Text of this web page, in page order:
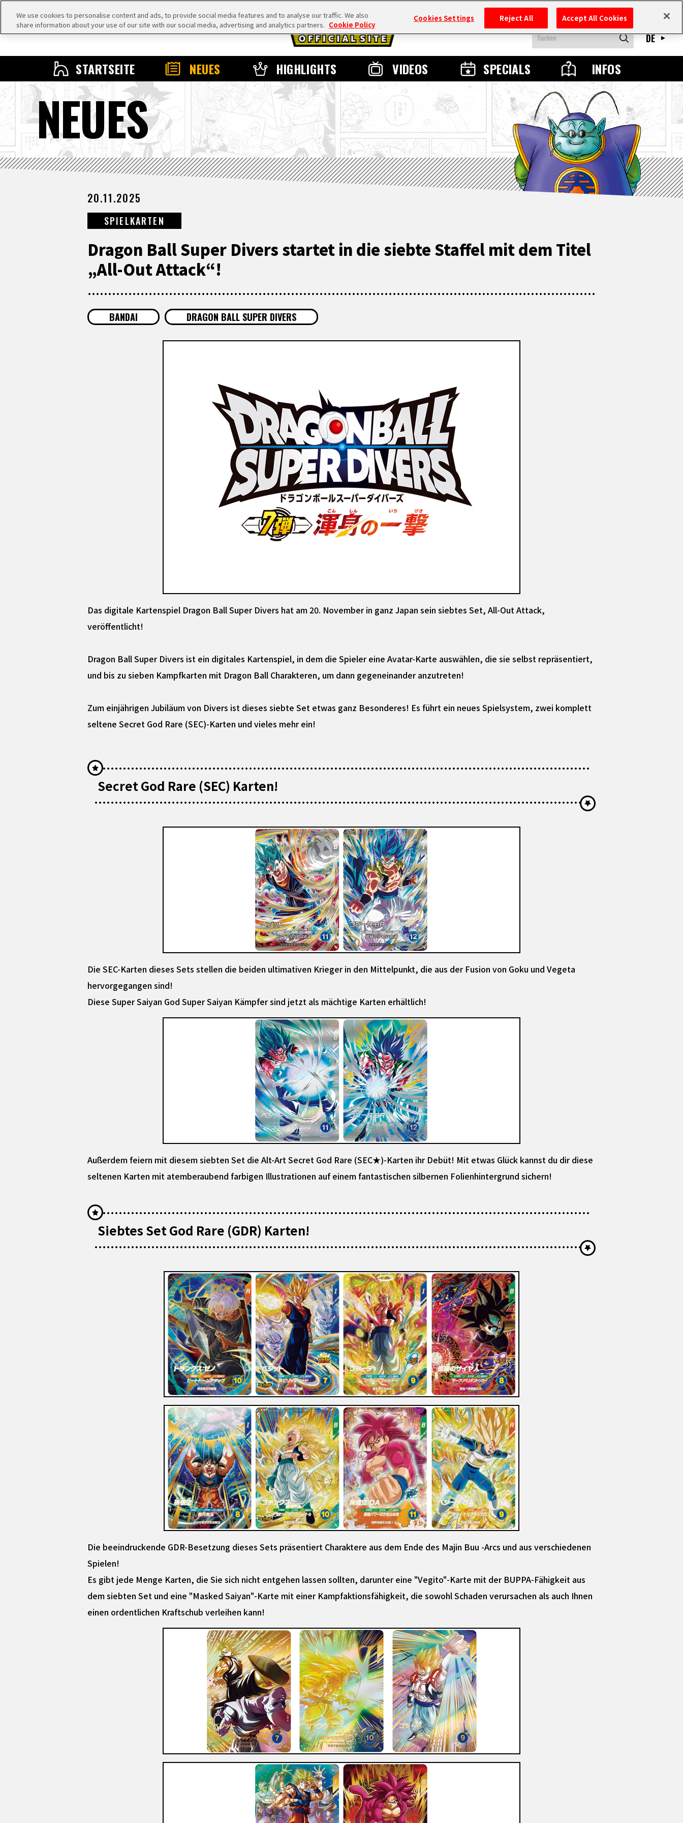
STARTSEITE NEUES HIGHLIGHTS VIDEOS SPECIALS INFOS
DE
NEUES
20.11.2025
SPIELKARTEN
Dragon Ball Super Divers startet in die siebte Staffel mit dem Titel
„All-Out Attack“!
BANDAI DRAGON BALL SUPER DIVERS
Das digitale Kartenspiel Dragon Ball Super Divers hat am 20. November in ganz Japan sein siebtes Set, All-Out Attack,
veröffentlicht!
Dragon Ball Super Divers ist ein digitales Kartenspiel, in dem die Spieler eine Avatar-Karte auswählen, die sie selbst repräsentiert,
und bis zu sieben Kampfkarten mit Dragon Ball Charakteren, um dann gegeneinander anzutreten!
Zum einjährigen Jubiläum von Divers ist dieses siebte Set etwas ganz Besonderes! Es führt ein neues Spielsystem, zwei komplett
seltene Secret God Rare (SEC)-Karten und vieles mehr ein!
Secret God Rare (SEC) Karten!
Die SEC-Karten dieses Sets stellen die beiden ultimativen Krieger in den Mittelpunkt, die aus der Fusion von Goku und Vegeta
hervorgegangen sind!
Diese Super Saiyan God Super Saiyan Kämpfer sind jetzt als mächtige Karten erhältlich!
Außerdem feiern mit diesem siebten Set die Alt-Art Secret God Rare (SEC★)-Karten ihr Debüt! Mit etwas Glück kannst du dir diese
seltenen Karten mit atemberaubend farbigen Illustrationen auf einem fantastischen silbernen Folienhintergrund sichern!
Siebtes Set God Rare (GDR) Karten!
Die beeindruckende GDR-Besetzung dieses Sets präsentiert Charaktere aus dem Ende des Majin Buu -Arcs und aus verschiedenen
Spielen!
Es gibt jede Menge Karten, die Sie sich nicht entgehen lassen sollten, darunter eine "Vegito"-Karte mit der BUPPA-Fähigkeit aus
dem siebten Set und eine "Masked Saiyan"-Karte mit einer Kampfaktionsfähigkeit, die sowohl Schaden verursachen als auch Ihnen
einen ordentlichen Kraftschub verleihen kann!
We use cookies to personalise content and ads, to provide social media features and to analyse our traffic. We also
share information about your use of our site with our social media, advertising and analytics partners. Cookie Policy
Cookies Settings Reject All Accept All Cookies